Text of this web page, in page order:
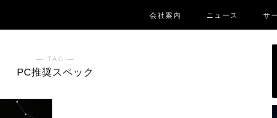
会社案内 ニュース サ
― TAG ―
PC推奨スペック